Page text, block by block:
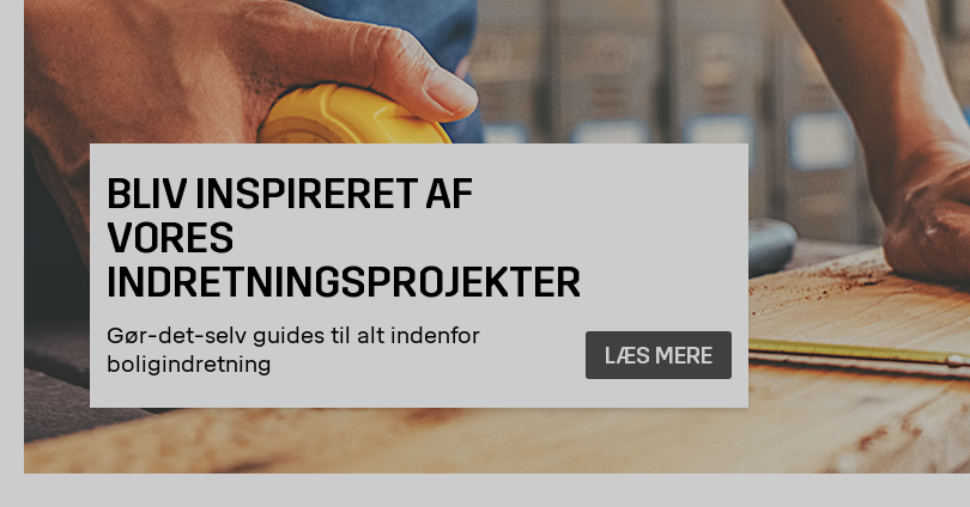
BLIV INSPIRERET AF
VORES
INDRETNINGSPROJEKTER
Gør-det-selv guides til alt indenfor
boligindretning
LÆS MERE